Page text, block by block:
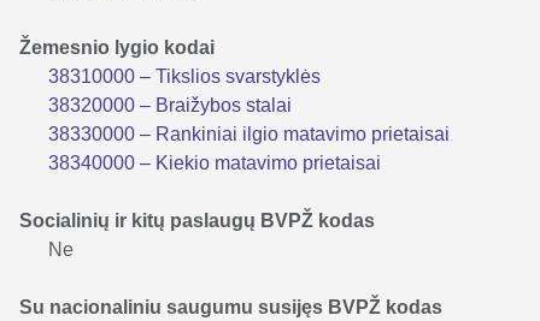
Žemesnio lygio kodai
38310000 – Tikslios svarstyklės
38320000 – Braižybos stalai
38330000 – Rankiniai ilgio matavimo prietaisai
38340000 – Kiekio matavimo prietaisai
Socialinių ir kitų paslaugų BVPŽ kodas
Ne
Su nacionaliniu saugumu susijęs BVPŽ kodas